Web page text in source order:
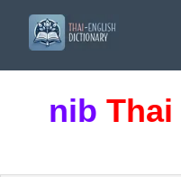
nib Thai